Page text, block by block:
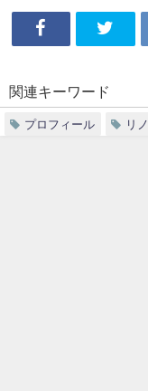
関連キーワード
プロフィール リノ